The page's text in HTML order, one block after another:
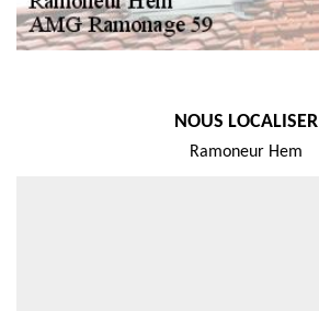
NOUS LOCALISER
Ramoneur Hem